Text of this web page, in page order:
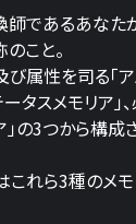
師であるあなた
こと。
属性を司る「ア
タスメモリア」
の3つから構成
これら3種のメ